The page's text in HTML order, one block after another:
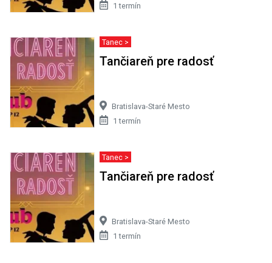
1 termín
Tanec >
Tančiareň pre radosť
Bratislava-Staré Mesto
1 termín
Tanec >
Tančiareň pre radosť
Bratislava-Staré Mesto
1 termín